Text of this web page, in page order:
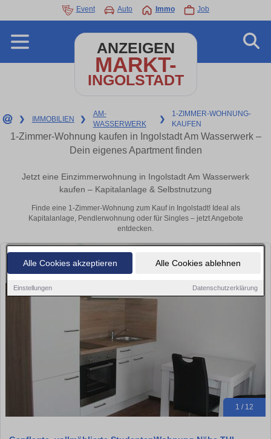
Alle Cookies akzeptieren Alle Cookies ablehnen
Einstellungen Datenschutzerklärung
Event Auto Immo Job
ANZEIGEN
MARKT-
INGOLSTADT
❯ IMMOBILIEN ❯
AM-
WASSERWERK
❯
1-ZIMMER-WOHNUNG-
KAUFEN
1-Zimmer-Wohnung kaufen in Ingolstadt Am Wasserwerk –
Dein eigenes Apartment finden
Jetzt eine Einzimmerwohnung in Ingolstadt Am Wasserwerk
kaufen – Kapitalanlage & Selbstnutzung
Finde eine 1-Zimmer-Wohnung zum Kauf in Ingolstadt! Ideal als
Kapitalanlage, Pendlerwohnung oder für Singles – jetzt Angebote
entdecken.
1 / 12